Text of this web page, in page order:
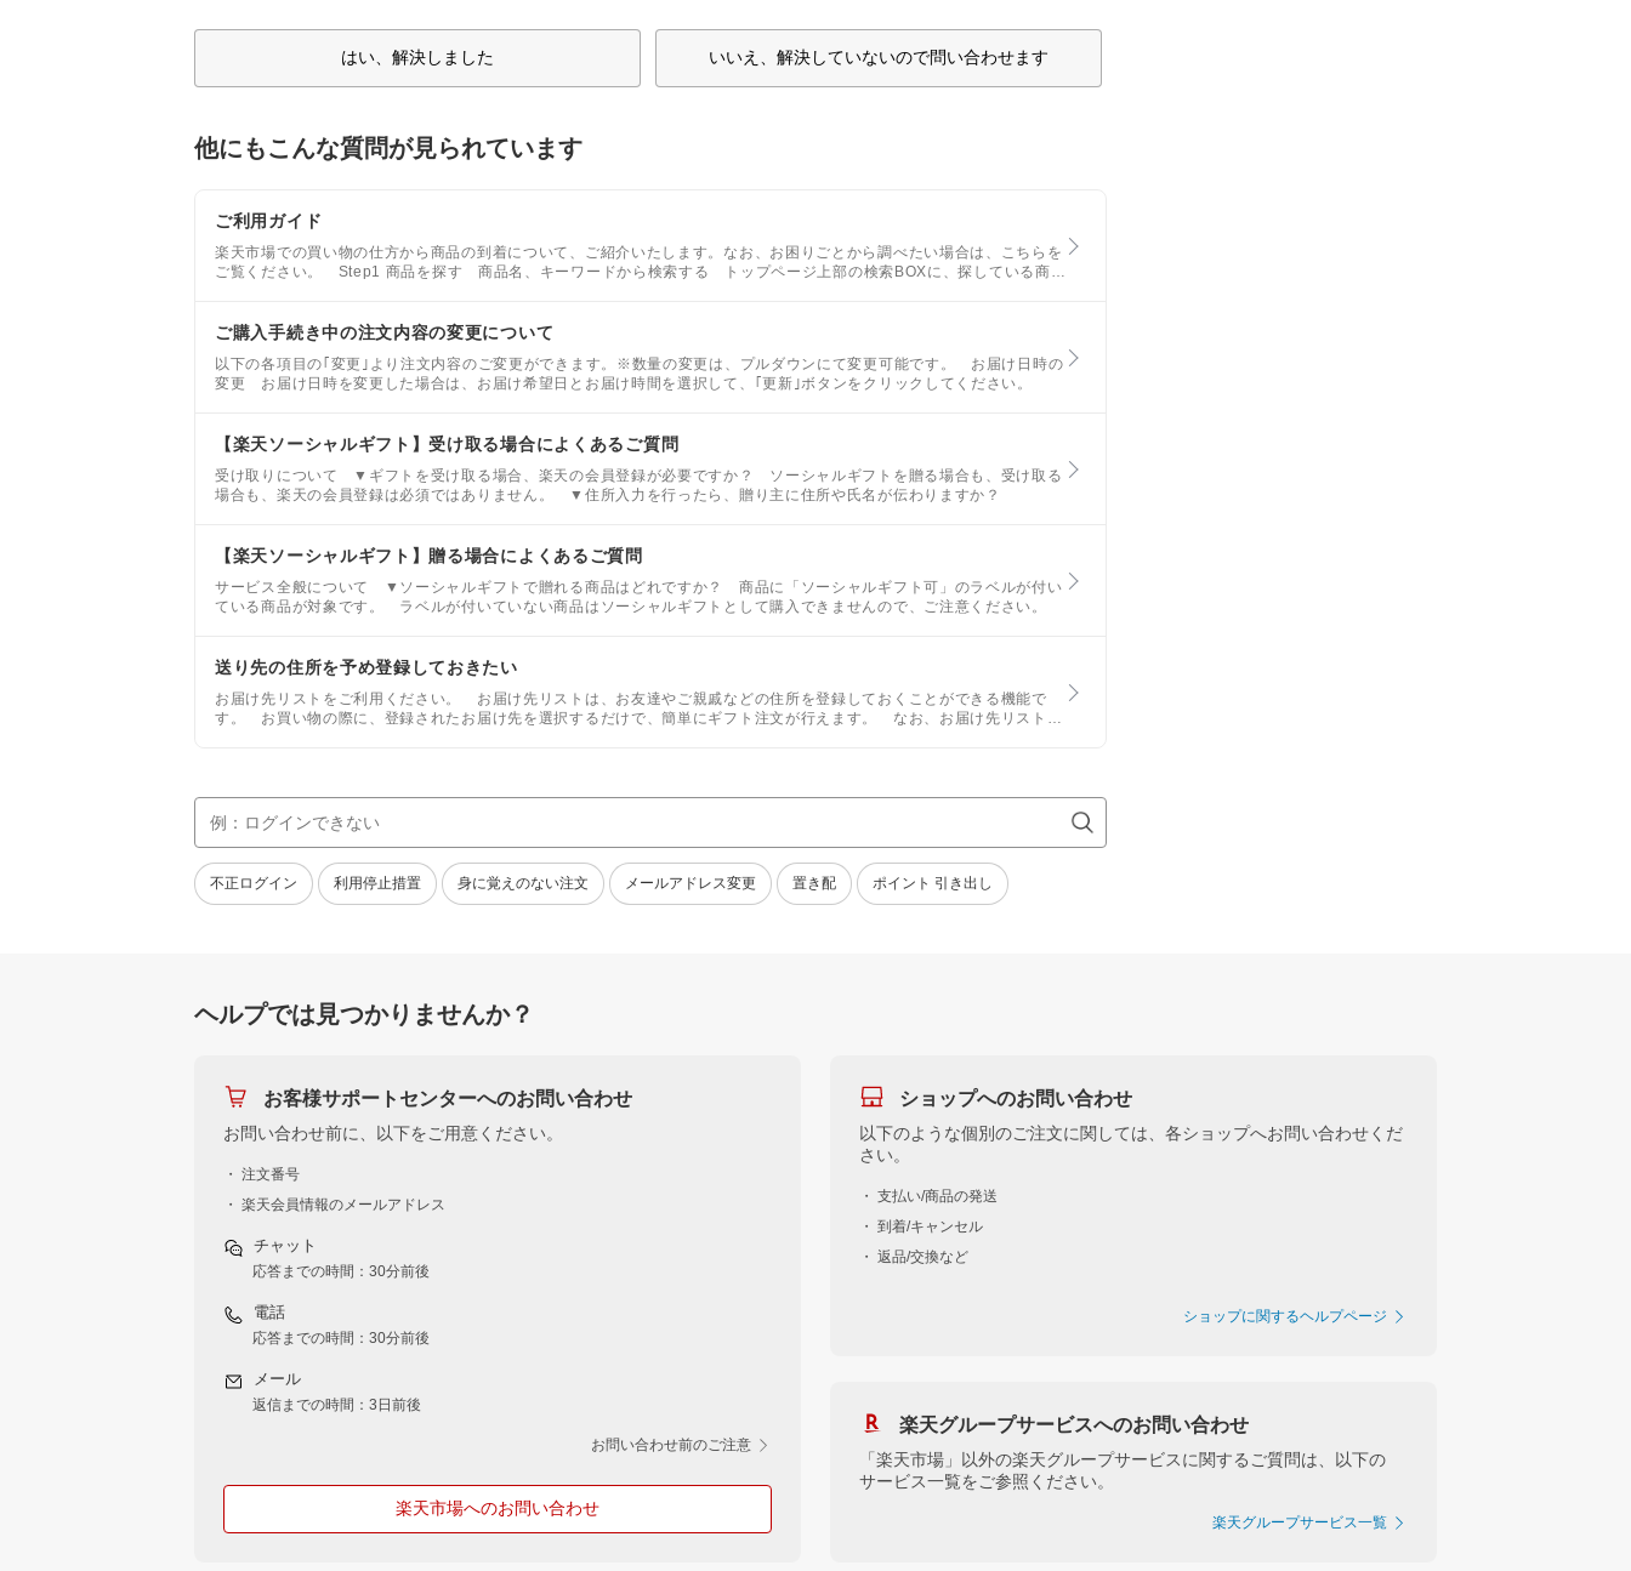
はい、解決しました いいえ、解決していないので問い合わせます
他にもこんな質問が見られています
ご利用ガイド
楽天市場での買い物の仕方から商品の到着について、ご紹介いたします。なお、お困りごとから調べたい場合は、こちらを
ご覧ください。 Step1 商品を探す 商品名、キーワードから検索する トップページ上部の検索BOXに、探している商品
ご購入手続き中の注文内容の変更について
以下の各項目の｢変更｣より注文内容のご変更ができます。※数量の変更は、プルダウンにて変更可能です。 お届け日時の
変更 お届け日時を変更した場合は、お届け希望日とお届け時間を選択して、｢更新｣ボタンをクリックしてください。
【楽天ソーシャルギフト】受け取る場合によくあるご質問
受け取りについて ▼ギフトを受け取る場合、楽天の会員登録が必要ですか？ ソーシャルギフトを贈る場合も、受け取る
場合も、楽天の会員登録は必須ではありません。 ▼住所入力を行ったら、贈り主に住所や氏名が伝わりますか？
【楽天ソーシャルギフト】贈る場合によくあるご質問
サービス全般について ▼ソーシャルギフトで贈れる商品はどれですか？ 商品に「ソーシャルギフト可」のラベルが付い
ている商品が対象です。 ラベルが付いていない商品はソーシャルギフトとして購入できませんので、ご注意ください。
送り先の住所を予め登録しておきたい
お届け先リストをご利用ください。 お届け先リストは、お友達やご親戚などの住所を登録しておくことができる機能で
す。 お買い物の際に、登録されたお届け先を選択するだけで、簡単にギフト注文が行えます。 なお、お届け先リストは
不正ログイン 利用停止措置 身に覚えのない注文 メールアドレス変更 置き配 ポイント 引き出し
ヘルプでは見つかりませんか？
お客様サポートセンターへのお問い合わせ
お問い合わせ前に、以下をご用意ください。
・ 注文番号
・ 楽天会員情報のメールアドレス
チャット
応答までの時間：30分前後
電話
応答までの時間：30分前後
メール
返信までの時間：3日前後
お問い合わせ前のご注意
楽天市場へのお問い合わせ
ショップへのお問い合わせ
以下のような個別のご注文に関しては、各ショップへお問い合わせくだ
さい。
・ 支払い/商品の発送
・ 到着/キャンセル
・ 返品/交換など
ショップに関するヘルプページ
楽天グループサービスへのお問い合わせ
「楽天市場」以外の楽天グループサービスに関するご質問は、以下の
サービス一覧をご参照ください。
楽天グループサービス一覧